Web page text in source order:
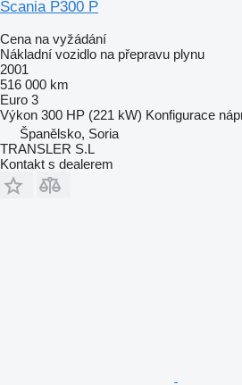
Scania P300 P
Cena na vyžádání
Nákladní vozidlo na přepravu plynu
2001
516 000 km
Euro 3
Výkon 300 HP (221 kW) Konfigurace
Španělsko, Soria
TRANSLER S.L
Kontakt s dealerem